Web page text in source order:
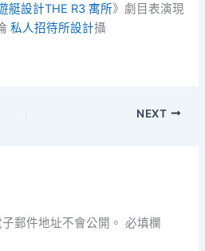
艇設計THE R3 寓所》劇目表演現
私人招待所設計攝
NEXT
郵件地址不會公開。 必填欄